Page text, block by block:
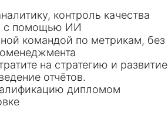
контроль качества
с помощью ИИ
командой по метрикам, без
на стратегию и развитие
отчётов.
дипломом